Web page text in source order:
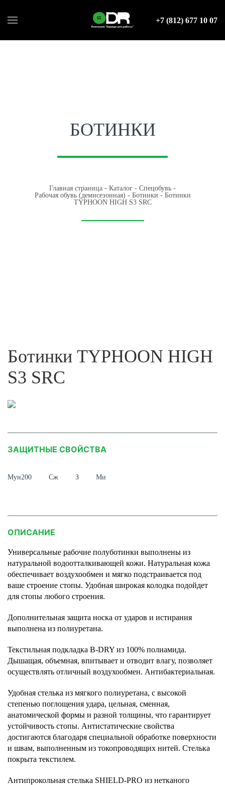
+7 (812) 677 10 07
БОТИНКИ
Главная страница - Каталог - Спецобувь -
Рабочая обувь (демисезонная) - Ботинки - Ботинки
TYPHOON HIGH S3 SRC
Ботинки TYPHOON HIGH
S3 SRC
ЗАЩИТНЫЕ СВОЙСТВА
Мун200 Сж З Ми
ОПИСАНИЕ
Универсальные рабочие полуботинки выполнены из
натуральной водоотталкивающей кожи. Натуральная кожа
обеспечивает воздухообмен и мягко подстраивается под
ваше строение стопы. Удобная широкая колодка подойдет
для стопы любого строения.
Дополнительная защита носка от ударов и истирания
выполнена из полиуретана.
Текстильная подкладка B-DRY из 100% полиамида.
Дышащая, объемная, впитывает и отводит влагу, позволяет
осуществлять отличный воздухообмен. Антибактериальная.
Удобная стелька из мягкого полиуретана, с высокой
степенью поглощения удара, цельная, сменная,
анатомической формы и разной толщины, что гарантирует
устойчивость стопы. Антистатические свойства
достигаются благодаря специальной обработке поверхности
и швам, выполненным из токопроводящих нитей. Стелька
покрыта текстилем.
Антипрокольная стелька SHIELD-PRO из нетканого